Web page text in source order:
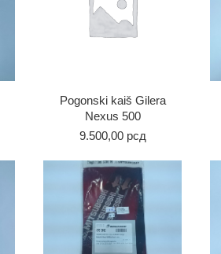
Pogonski kaiš Gilera
Nexus 500
9.500,00 рсд